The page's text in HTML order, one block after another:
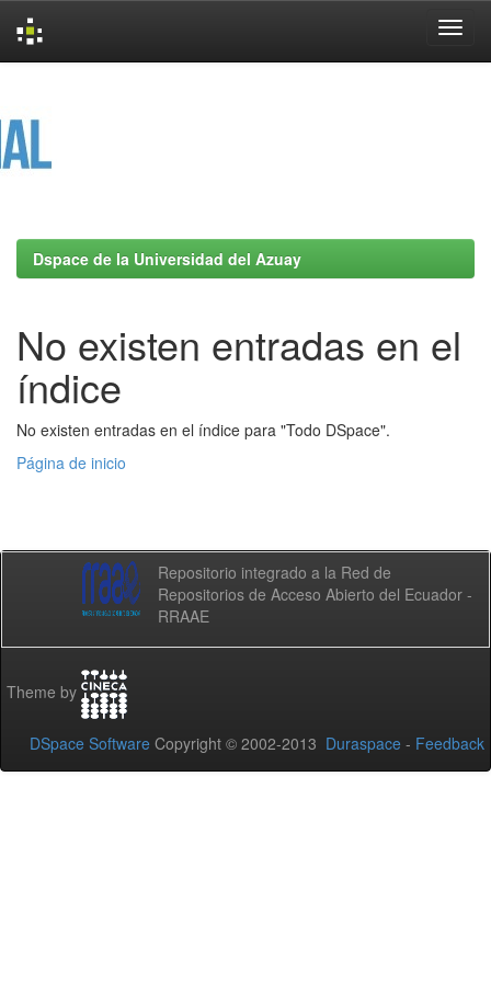
Dspace de la Universidad del Azuay
No existen entradas en el
índice
No existen entradas en el índice para "Todo DSpace".
Página de inicio
Repositorio integrado a la Red de
Repositorios de Acceso Abierto del Ecuador -
RRAAE
Theme by
DSpace Software Copyright © 2002-2013 Duraspace - Feedback